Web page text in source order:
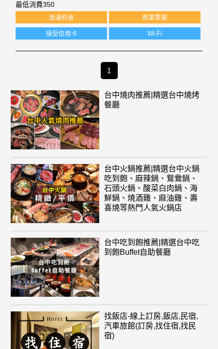
最低消費350
浪漫約會 商業聚餐
接受信用卡 Wi-Fi
1
台中燒肉推薦|精選台中燒烤
餐廳
台中火鍋推薦|精選台中火鍋
吃到飽、麻辣鍋、鴛鴦鍋、
石頭火鍋、酸菜白肉鍋、海
鮮鍋、燒酒雞、麻油雞、壽
喜燒等熱門人氣火鍋店
台中吃到飽推薦|精選台中吃
到飽Buffet自助餐廳
找飯店-線上訂房,飯店,民宿,
汽車旅館(訂房,找住宿,找民
宿)